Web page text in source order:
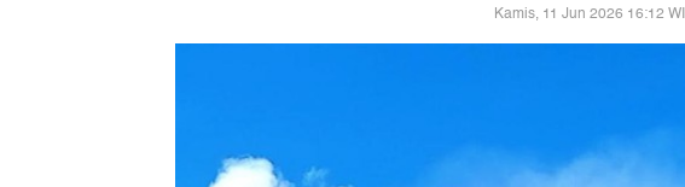
Kamis, 11 Jun 2026 16:12